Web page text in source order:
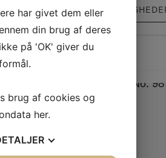
VÆLG
har givet dem eller
din brug af deres
på 'OK' giver du
brug af cookies og
her.